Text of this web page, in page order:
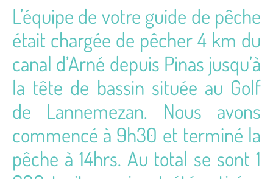
L’équipe de votre guide de pêche
était chargée de pêcher 4 km du
canal d’Arné depuis Pinas jusqu’à
la tête de bassin située au Golf
de Lannemezan. Nous avons
commencé à 9h30 et terminé la
pêche à 14hrs. Au total se sont 1